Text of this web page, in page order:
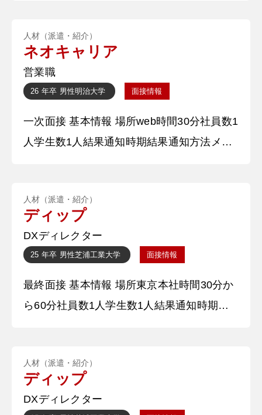
に○○を研究しており、課外活動としては○○
大学を中心とした約100名規模のスポーツイ
ンカレで企画運営係として活動し、個人とし
てはヒッチハイクも行いました。本日は自身
の熱意を精一杯伝えられるように
人材（派遣・紹介）
ネオキャリア
営業職
26 年卒 男性明治大学 面接情報
一次面接 基本情報 場所web時間30分社員数1
人学生数1人結果通知時期結果通知方法メー
に○○を研究しており、課外活動としては○○
大学を中心とした約100名規模のスポーツイ
ンカレで企画運営係として活動し、個人とし
てはヒッチハイクも行いました。本日は自身
の熱意を精一杯伝えられるように
人材（派遣・紹介）
ディップ
DXディレクター
25 年卒 男性芝浦工業大学 面接情報
最終面接 基本情報 場所東京本社時間30分か
ら60分社員数1人学生数1人結果通知時期即
期インターンでの経験から貴社を志望しまし
た。最終面接の機会をいただきありがとうご
ざいます。 ②UXについて大事なことをは何
人材（派遣・紹介）
ディップ
DXディレクター